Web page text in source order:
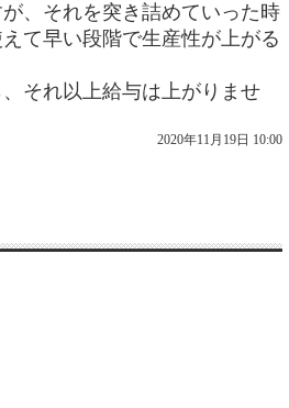
、それを突き詰めていった時
て早い段階で生産性が上がる
それ以上給与は上がりませ
2020年11月19日 10:00